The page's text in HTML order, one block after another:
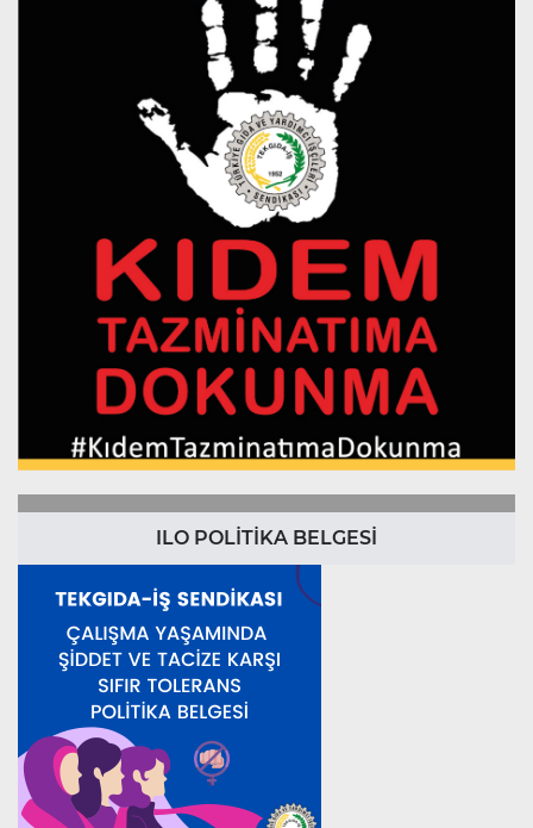
ILO POLİTİKA BELGESİ